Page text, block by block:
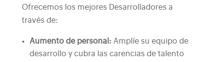
Ofrecemos los mejores Desarrolladores a
través de:
Aumento de personal: Amplíe su equipo de
desarrollo y cubra las carencias de talento